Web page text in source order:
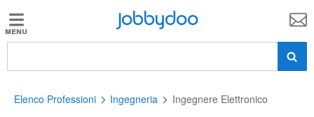
Jobbydoo
lavoro
Jobbydoo
Elenco Professioni Ingegneria Ingegnere Elettronico